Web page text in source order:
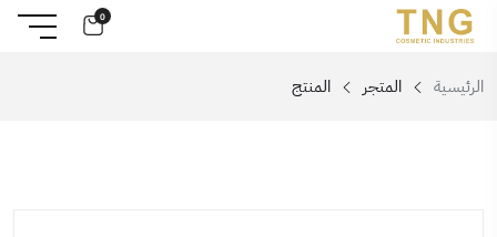
0
الرئيسية المتجر المنتج